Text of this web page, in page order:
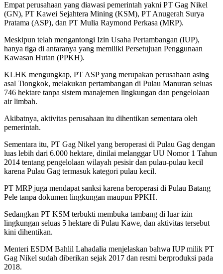
Empat perusahaan yang diawasi pemerintah yakni PT Gag Nikel
(GN), PT Kawei Sejahtera Mining (KSM), PT Anugerah Surya
Pratama (ASP), dan PT Mulia Raymond Perkasa (MRP).
Meskipun telah mengantongi Izin Usaha Pertambangan (IUP),
hanya tiga di antaranya yang memiliki Persetujuan Penggunaan
Kawasan Hutan (PPKH).
KLHK mengungkap, PT ASP yang merupakan perusahaan asing
asal Tiongkok, melakukan pertambangan di Pulau Manuran seluas
746 hektare tanpa sistem manajemen lingkungan dan pengelolaan
air limbah.
Akibatnya, aktivitas perusahaan itu dihentikan sementara oleh
pemerintah.
Sementara itu, PT Gag Nikel yang beroperasi di Pulau Gag dengan
luas lebih dari 6.000 hektare, dinilai melanggar UU Nomor 1 Tahun
2014 tentang pengelolaan wilayah pesisir dan pulau-pulau kecil
karena Pulau Gag termasuk kategori pulau kecil.
PT MRP juga mendapat sanksi karena beroperasi di Pulau Batang
Pele tanpa dokumen lingkungan maupun PPKH.
Sedangkan PT KSM terbukti membuka tambang di luar izin
lingkungan seluas 5 hektare di Pulau Kawe, dan aktivitas tersebut
kini dihentikan.
Menteri ESDM Bahlil Lahadalia menjelaskan bahwa IUP milik PT
Gag Nikel sudah diberikan sejak 2017 dan resmi berproduksi pada
2018.